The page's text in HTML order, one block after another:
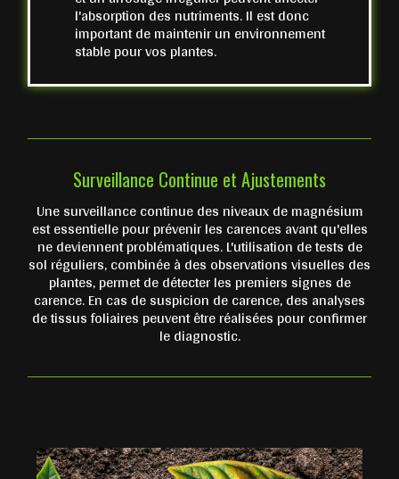
l'absorption des nutriments. Il est donc
important de maintenir un environnement
stable pour vos plantes.
Surveillance Continue et Ajustements
Une surveillance continue des niveaux de magnésium
est essentielle pour prévenir les carences avant qu'elles
ne deviennent problématiques. L'utilisation de tests de
sol réguliers, combinée à des observations visuelles des
plantes, permet de détecter les premiers signes de
carence. En cas de suspicion de carence, des analyses
de tissus foliaires peuvent être réalisées pour confirmer
le diagnostic.